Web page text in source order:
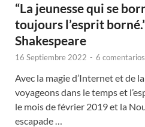
“La jeunesse qui se
toujours l’esprit borné.
Shakespeare
16 Septiembre 2022 - 6
Avec la magie d’Internet et de
voyageons dans le temps et
le mois de février 2019et la
escapade…